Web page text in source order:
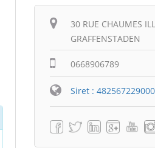
30 RUE CHAUMES
GRAFFENSTADEN
0668906789
Siret :